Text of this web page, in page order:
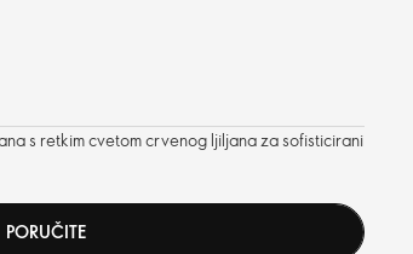
s retkim cvetom crvenog ljiljana za sofisticirani
PORUČITE